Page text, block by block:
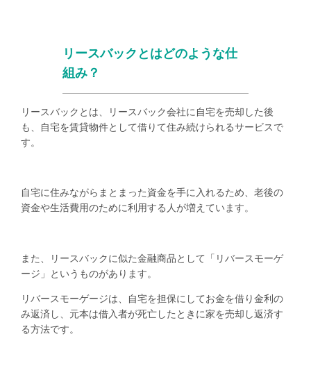
リースバックとはどのような仕
組み？
リースバックとは、リースバック会社に自宅を売却した後
も、自宅を賃貸物件として借りて住み続けられるサービスで
す。
自宅に住みながらまとまった資金を手に入れるため、老後の
資金や生活費用のために利用する人が増えています。
また、リースバックに似た金融商品として「リバースモーゲ
ージ」というものがあります。
リバースモーゲージは、自宅を担保にしてお金を借り金利の
み返済し、元本は借入者が死亡したときに家を売却し返済す
る方法です。